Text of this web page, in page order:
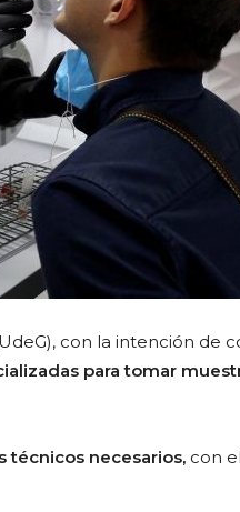
con la intención de
para tomar
técnicos necesarios, con